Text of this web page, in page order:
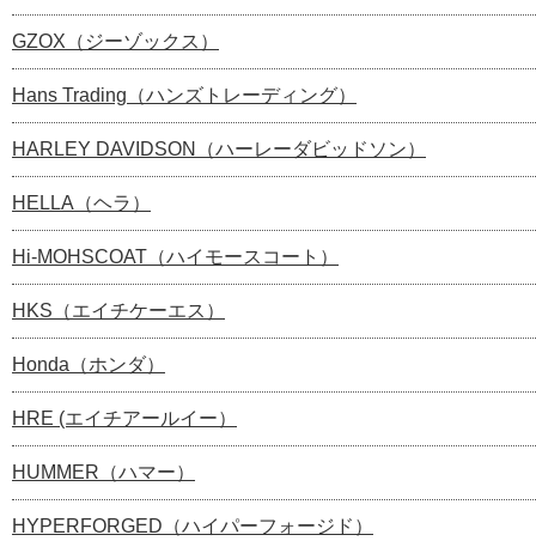
GZOX（ジーゾックス）
Hans Trading（ハンズトレーディング）
HARLEY DAVIDSON（ハーレーダビッドソン）
HELLA（ヘラ）
Hi-MOHSCOAT（ハイモースコート）
HKS（エイチケーエス）
Honda（ホンダ）
HRE (エイチアールイー）
HUMMER（ハマー）
HYPERFORGED（ハイパーフォージド）